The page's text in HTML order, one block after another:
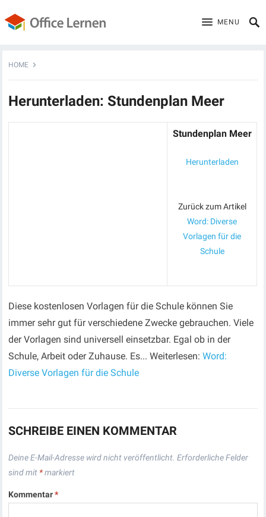
MENU
HOME
Herunterladen: Stundenplan Meer
Stundenplan Meer
Herunterladen
Zurück zum Artikel
Word: Diverse
Vorlagen für die
Schule
Diese kostenlosen Vorlagen für die Schule können Sie
immer sehr gut für verschiedene Zwecke gebrauchen. Viele
der Vorlagen sind universell einsetzbar. Egal ob in der
Schule, Arbeit oder Zuhause. Es... Weiterlesen:Word:
Diverse Vorlagen für die Schule
SCHREIBE EINEN KOMMENTAR
Deine E-Mail-Adresse wird nicht veröffentlicht. Erforderliche Felder
sind mit *markiert
Kommentar*